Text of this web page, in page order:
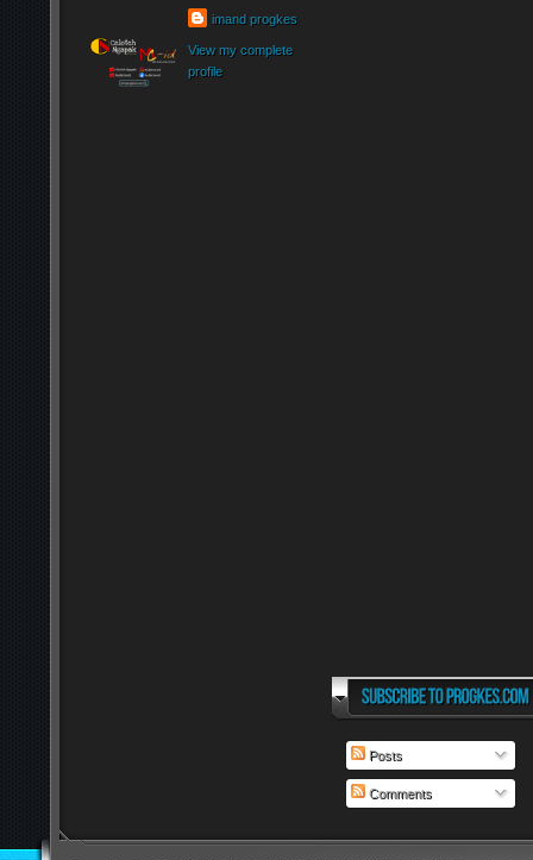
imand progkes
View my complete
profile
Posts
Comments